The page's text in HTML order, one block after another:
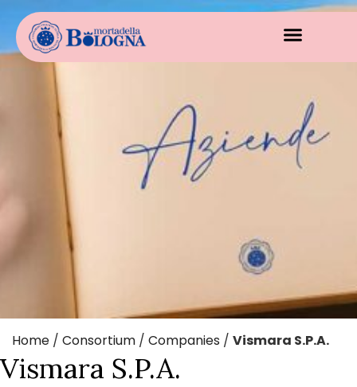
Home / Consortium / Companies / Vismara S.P.A.
Vismara S.P.A.